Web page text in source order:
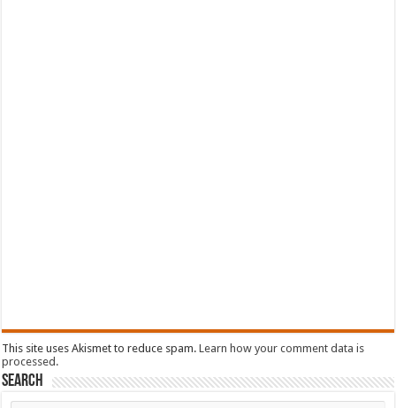
This site uses Akismet to reduce spam.Learn how your comment data is
processed.
Search